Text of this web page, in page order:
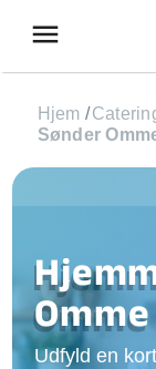
menu
Hjem /
Sønder
Omme
Udfyld en